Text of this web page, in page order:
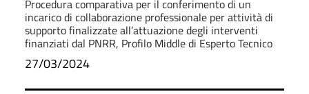
Procedura comparativa per il conferimento di un
incarico di collaborazione professionale per attività di
supporto finalizzate all’attuazione degli interventi
finanziati dal PNRR, Profilo Middle di Esperto Tecnico
27/03/2024